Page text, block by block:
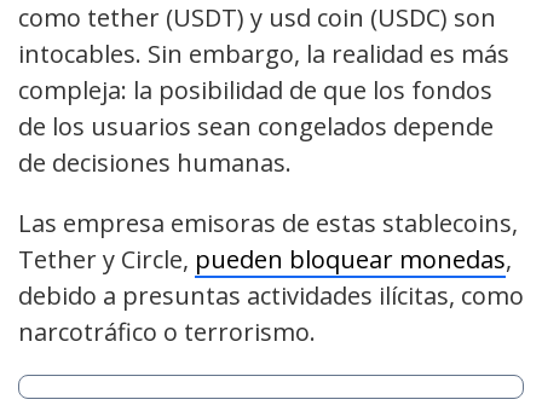
como tether (USDT) y usd coin (USDC) son
intocables. Sin embargo, la realidad es más
compleja: la posibilidad de que los fondos
de los usuarios sean congelados depende
de decisiones humanas.
Las empresa emisoras de estas stablecoins,
Tether y Circle, pueden bloquear monedas,
debido a presuntas actividades ilícitas, como
narcotráfico o terrorismo.